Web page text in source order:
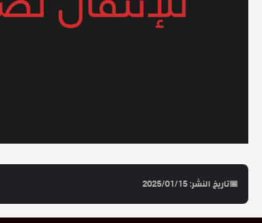
📅تاريخ النشر: 2025/01/15